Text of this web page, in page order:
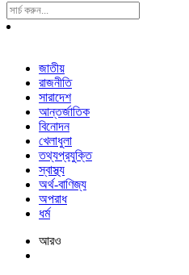
Search
For:
জাতীয়
রাজনীতি
সারাদেশ
আন্তর্জাতিক
বিনোদন
খেলাধুলা
তথ্যপ্রযুক্তি
স্বাস্থ্য
অর্থ-বাণিজ্য
অপরাধ
ধর্ম
আরও